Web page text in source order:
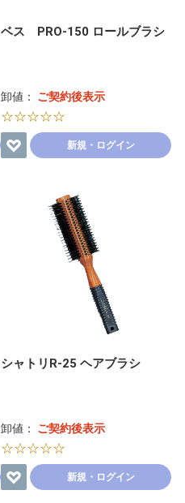
ベス PRO-150 ロールブラシ
卸値： ご契約後表示
☆☆☆☆☆
新規・ログイン
シャトリR-25 ヘアブラシ
卸値： ご契約後表示
☆☆☆☆☆
新規・ログイン